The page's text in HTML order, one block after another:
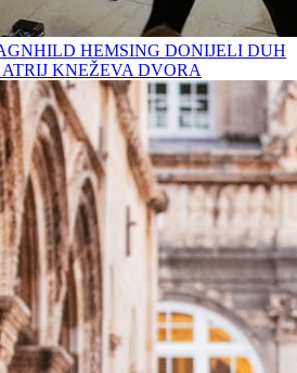
HEMSING DONIJELI DUH
KNEŽEVA DVORA